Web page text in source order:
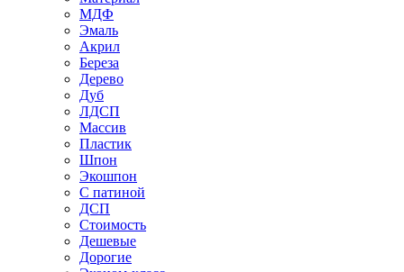
МДФ
Эмаль
Акрил
Береза
Дерево
Дуб
ЛДСП
Массив
Пластик
Шпон
Экошпон
С патиной
ДСП
Стоимость
Дешевые
Дорогие